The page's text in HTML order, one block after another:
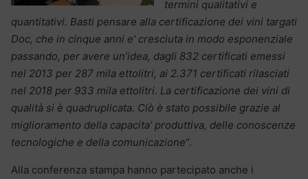
termini qualitativi e
quantitativi. Basti pensare alla certificazione dei vini targati
Doc, che in cinque anni e’ cresciuta in modo esponenziale
passando, per avere un’idea, dagli 832 certificati emessi
nel 2013 per 287 mila ettolitri, ai 2.371 certificati rilasciati
nel 2018 per 933 mila ettolitri. La certificazione dei vini di
qualità si è quadruplicata. Ciò è stato possibile grazie al
miglioramento della capacita’ produttiva, delle conoscenze
tecnologiche e della comunicazione“.
Alla conferenza stampa hanno partecipato anche i